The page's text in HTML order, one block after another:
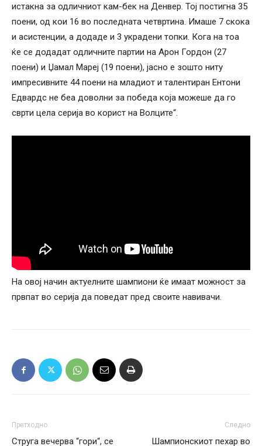
истакна за одличниот кам-бек на Денвер. Тој постигна 35
поени, од кои 16 во последната четвртина. Имаше 7 скока
и асистенции, а додаде и 3 украдени топки. Кога на тоа
ќе се додадат одличните партии на Арон Гордон (27
поени) и Џамал ​​Мареј (19 поени), јасно е зошто ниту
импресивните 44 поени на младиот и талентиран Ентони
Едвардс не беа доволни за победа која можеше да го
сврти цела серија во корист на Волците“.
На овој начин актуелните шампиони ќе имаат можност за
првпат во серија да поведат пред своите навивачи.
Претходно
Струга вечерва “гори“, се
Следно
Шампионскиот пехар во